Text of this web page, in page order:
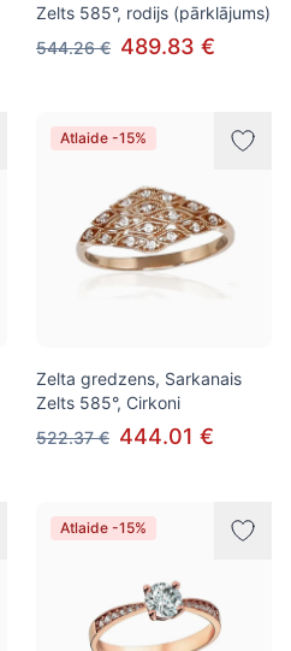
Zelts 585°, rodijs (pārklājums)
544.26 € 489.83 €
Atlaide -15%
Zelta gredzens, Sarkanais
Zelts 585°, Cirkoni
522.37 € 444.01 €
Atlaide -15%